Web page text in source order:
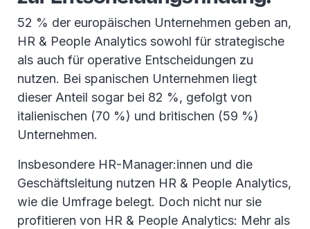
52 % der europäischen Unternehmen geben an,
HR & People Analytics sowohl für strategische
als auch für operative Entscheidungen zu
nutzen. Bei spanischen Unternehmen liegt
dieser Anteil sogar bei 82 %, gefolgt von
italienischen (70 %) und britischen (59 %)
Unternehmen.
Insbesondere HR-Manager:innen und die
Geschäftsleitung nutzen HR & People Analytics,
wie die Umfrage belegt. Doch nicht nur sie
profitieren von HR & People Analytics: Mehr als